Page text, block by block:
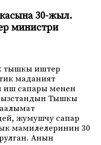
30-жыл.
министри
тышкы иштер
маданият
сапары менен
Тышкы
жумушчу сапар
мамилелеринин 30
Анын